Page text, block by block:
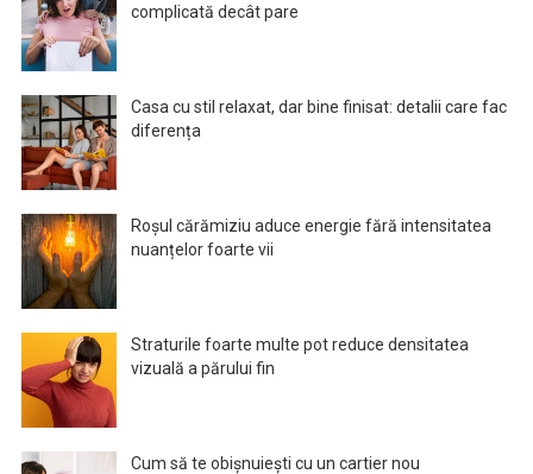
complicată decât pare
Casa cu stil relaxat, dar bine finisat: detalii care fac
diferența
Roșul cărămiziu aduce energie fără intensitatea
nuanțelor foarte vii
Straturile foarte multe pot reduce densitatea
vizuală a părului fin
Cum să te obișnuiești cu un cartier nou